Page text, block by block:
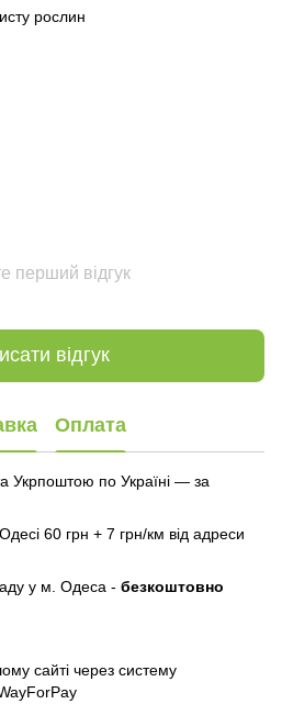
рослин
перший відгук
відгук
Оплата
Укрпоштою по Україні — за
60 грн + 7 грн/км від адреси
у м. Одеса - безкоштовно
сайті через систему